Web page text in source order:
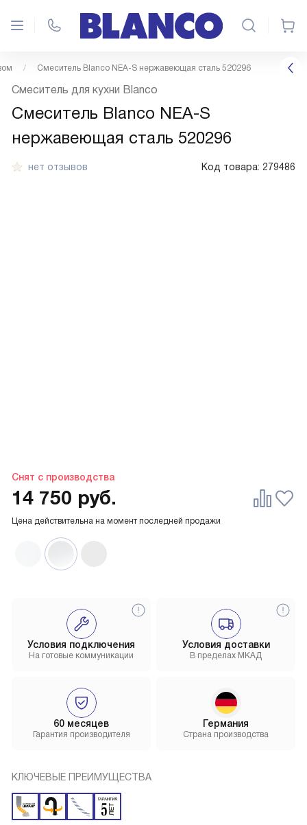
Смеситель Blanco NEA-S нержавеющая сталь 520296
нет отзывов Код товара: 279486
Снят с производства
Смеситель для кухни Blanco
Смеситель Blanco NEA-S
нержавеющая сталь 520296
Цена действительна на момент последней продажи
14 750 руб.
Условия доставки
В пределах МКАД
60 месяцев
Гарантия производителя
Условия подключения
На готовые коммуникации
Германия
Страна производства
КЛЮЧЕВЫЕ ПРЕИМУЩЕСТВА